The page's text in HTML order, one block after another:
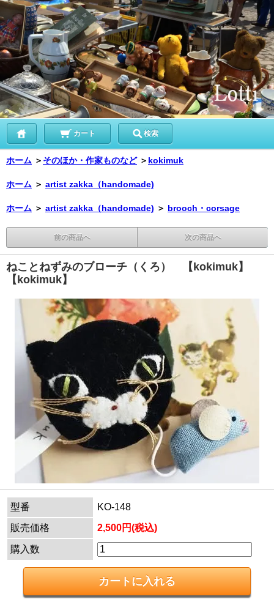
カート 検索
ホーム ＞ そのほか・作家ものなど ＞ kokimuk
ホーム ＞ artist zakka（handomade)
ホーム ＞ artist zakka（handomade) ＞ brooch・corsage
前の商品へ 次の商品へ
ねことねずみのブローチ（くろ） 【kokimuk】
【kokimuk】
型番
KO-148
販売価格
2,500円(税込)
購入数